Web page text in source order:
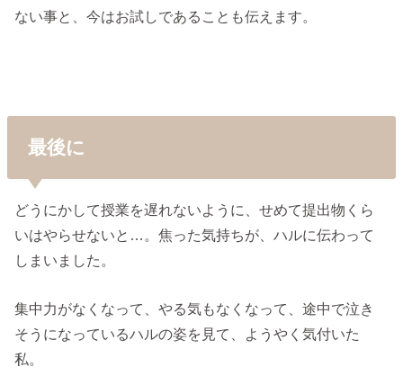
ない事と、今はお試しであることも伝えます。
最後に
どうにかして授業を遅れないように、せめて提出物くら
いはやらせないと…。焦った気持ちが、ハルに伝わって
しまいました。
集中力がなくなって、やる気もなくなって、途中で泣き
そうになっているハルの姿を見て、ようやく気付いた
私。